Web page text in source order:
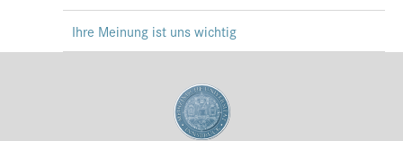
Ihre Meinung ist uns wichtig